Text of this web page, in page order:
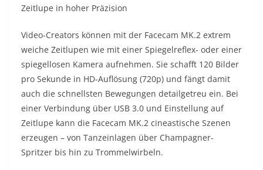
Zeitlupe in hoher Präzision
Video-Creators können mit der Facecam MK.2 extrem
weiche Zeitlupen wie mit einer Spiegelreflex- oder einer
spiegellosen Kamera aufnehmen. Sie schafft 120 Bilder
pro Sekunde in HD-Auflösung (720p) und fängt damit
auch die schnellsten Bewegungen detailgetreu ein. Bei
einer Verbindung über USB 3.0 und Einstellung auf
Zeitlupe kann die Facecam MK.2 cineastische Szenen
erzeugen – von Tanzeinlagen über Champagner-
Spritzer bis hin zu Trommelwirbeln.